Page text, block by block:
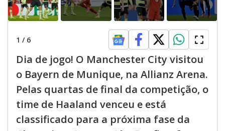
1 / 6
Dia de jogo! O Manchester City visitou
o Bayern de Munique, na Allianz Arena.
Pelas quartas de final da competição, o
time de Haaland venceu e está
classificado para a próxima fase da